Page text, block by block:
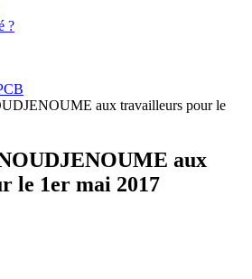
?
aux travailleurs pour le
aux
le 1er mai 2017